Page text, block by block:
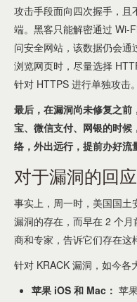
攻击手段面向四次握手，
端。黑客只能解密通过 Wi-
问安全网站，该数据仍会
浏览网页时，尽量选择
针对 HTTPS 进行单独攻击。
最后，在漏洞尚未修复之
宝、微信支付、网银的时候
络，外出远行，提前办好流
对于漏洞的回应
事实上，周一时，美国国土
漏洞的存在，而早在 2 个
商和专家，告诉它们存在这
针对 KRACK 漏洞，如今各
苹果 iOS 和 Mac： 苹